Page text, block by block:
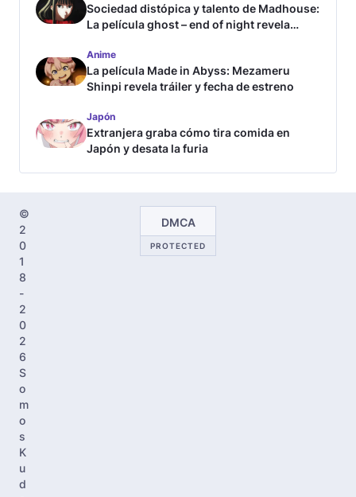
Sociedad distópica y talento de Madhouse:
La película ghost – end of night revela
Anime
La película Made in Abyss: Mezameru
Shinpi revela tráiler y fecha de estreno
Japón
Extranjera graba cómo tira comida en
Japón y desata la furia
©
2
0
1
8
-
2
0
2
6
S
o
m
o
s
K
u
d
DMCA
PROTECTED